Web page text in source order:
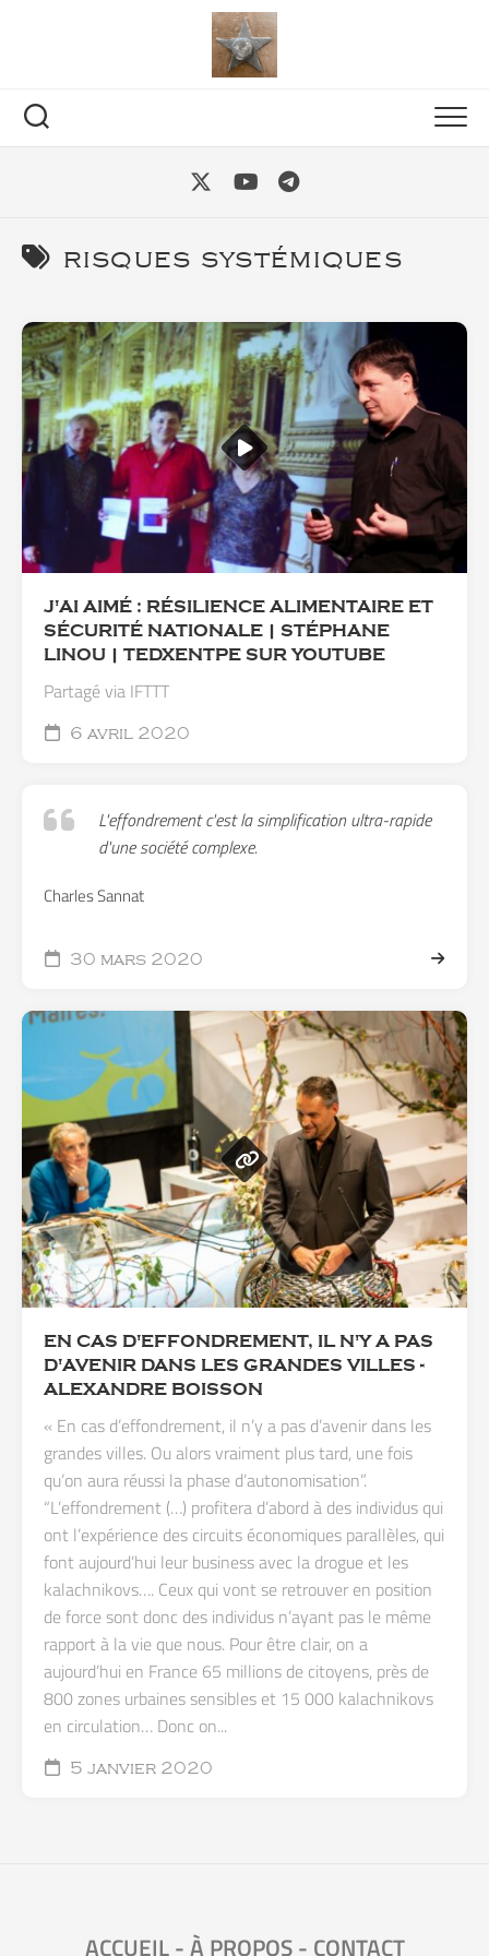
risques systémiques
J'AI AIMÉ : RÉSILIENCE ALIMENTAIRE ET
SÉCURITÉ NATIONALE | STÉPHANE
LINOU | TEDXENTPE SUR YOUTUBE
Partagé via IFTTT
6 avril 2020
L'effondrement c'est la simplification ultra-rapide
d'une société complexe.
Charles Sannat
30 mars 2020
EN CAS D'EFFONDREMENT, IL N'Y A PAS
D'AVENIR DANS LES GRANDES VILLES -
ALEXANDRE BOISSON
« En cas d’effondrement, il n’y a pas d’avenir dans les
grandes villes. Ou alors vraiment plus tard, une fois
qu’on aura réussi la phase d’autonomisation”.
“L’effondrement (…) profitera d’abord à des individus qui
ont l’expérience des circuits économiques parallèles, qui
font aujourd’hui leur business avec la drogue et les
kalachnikovs…. Ceux qui vont se retrouver en position
de force sont donc des individus n’ayant pas le même
rapport à la vie que nous. Pour être clair, on a
aujourd’hui en France 65 millions de citoyens, près de
800 zones urbaines sensibles et 15 000 kalachnikovs
en circulation… Donc on...
5 janvier 2020
ACCUEIL-À PROPOS- CONTACT